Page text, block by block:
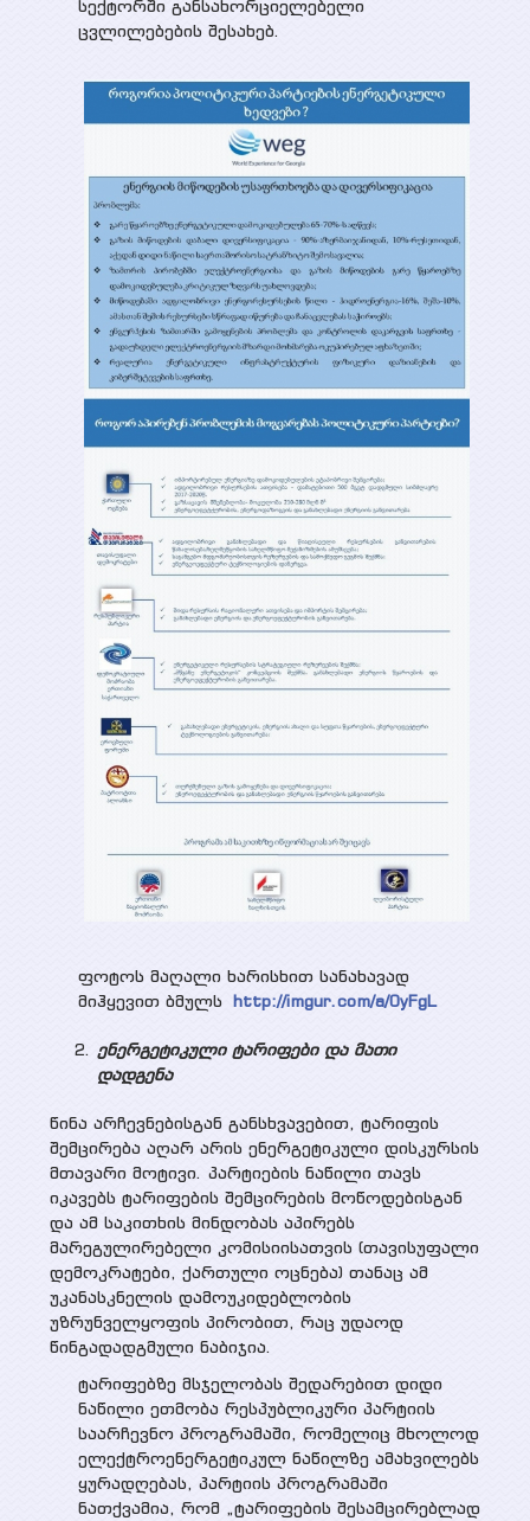
სექტორში განსახორციელებელი
ცვლილებების შესახებ.
ფოტოს მაღალი ხარისხით სანახავად
მიჰყევით ბმულს http://imgur.com/a/0yFgL
ენერგეტიკული ტარიფები და მათი
დადგენა
წინა არჩევნებისგან განსხვავებით, ტარიფის
შემცირება აღარ არის ენერგეტიკული დისკურსის
მთავარი მოტივი. პარტიების ნაწილი თავს
იკავებს ტარიფების შემცირების მოწოდებისგან
და ამ საკითხის მინდობას აპირებს
მარეგულირებელი კომისიისათვის (თავისუფალი
დემოკრატები, ქართული ოცნება) თანაც ამ
უკანასკნელის დამოუკიდებლობის
უზრუნველყოფის პირობით, რაც უდაოდ
წინგადადგმული ნაბიჯია.
ტარიფებზე მსჯელობას შედარებით დიდი
ნაწილი ეთმობა რესპუბლიკური პარტიის
საარჩევნო პროგრამაში, რომელიც მხოლოდ
ელექტროენერგეტიკულ ნაწილზე ამახვილებს
ყურადღებას, პარტიის პროგრამაში
ნათქვამია, რომ „ტარიფების შესამცირებლად